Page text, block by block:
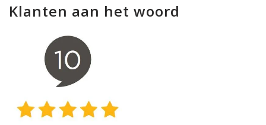
Klanten aan het woord